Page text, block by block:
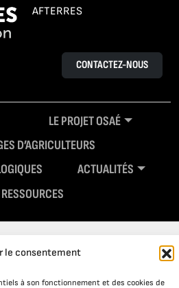
le consentement
à son fonctionnement et des cookies de
AFTERRES
CONTACTEZ-NOUS
LE PROJET OSAÉ
D’AGRICULTEURS
ACTUALITÉS
RESSOURCES